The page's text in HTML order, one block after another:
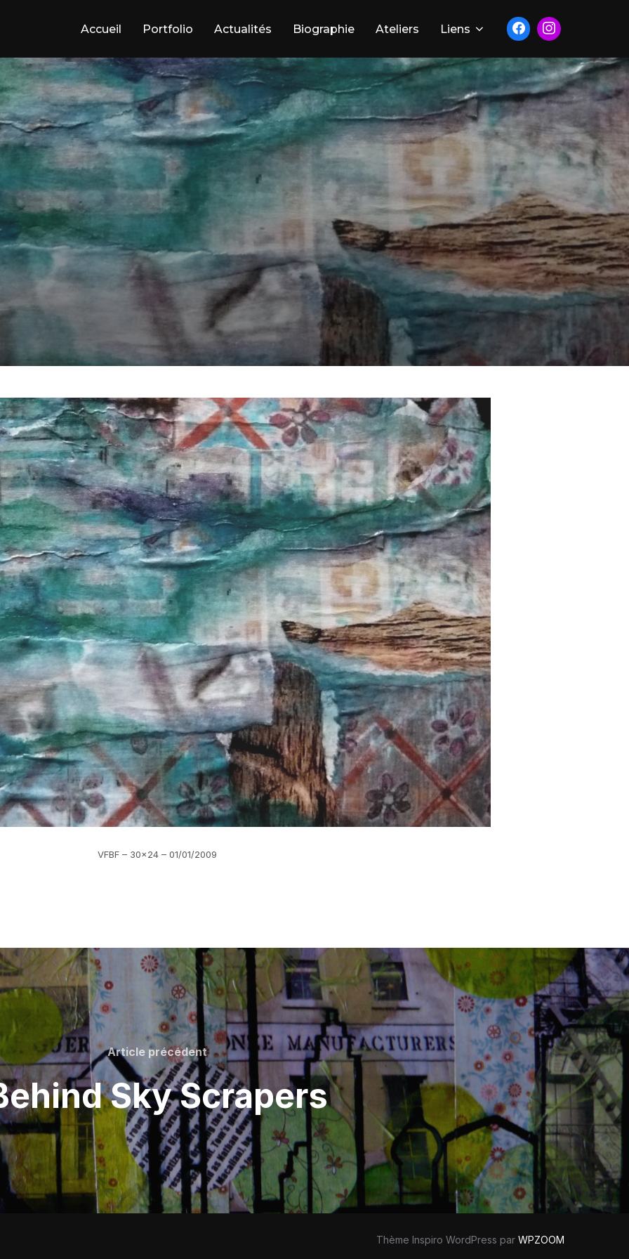
Accueil Portfolio Actualités Biographie Ateliers Liens
VFBF – 30×24 – 01/01/2009
Article
précédent
Article précédent
Sky Scrapers
Thème Inspiro WordPress par WPZOOM